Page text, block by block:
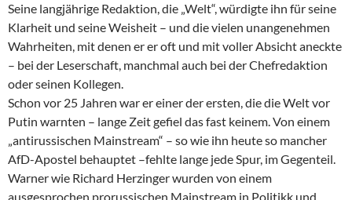
Seine langjährige Redaktion, die „Welt“, würdigte ihn für seine
Klarheit und seine Weisheit – und die vielen unangenehmen
Wahrheiten, mit denen er er oft und mit voller Absicht aneckte
– bei der Leserschaft, manchmal auch bei der Chefredaktion
oder seinen Kollegen.
Schon vor 25 Jahren war er einer der ersten, die die Welt vor
Putin warnten – lange Zeit gefiel das fast keinem. Von einem
„antirussischen Mainstream“ – so wie ihn heute so mancher
AfD-Apostel behauptet –fehlte lange jede Spur, im Gegenteil.
Warner wie Richard Herzinger wurden von einem
ausgesprochen prorussischen Mainstream in Politikk und